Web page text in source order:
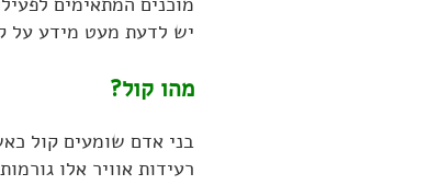
יש לדעת מעט מידע על
מהו קול?
רעידות אוויר אלו